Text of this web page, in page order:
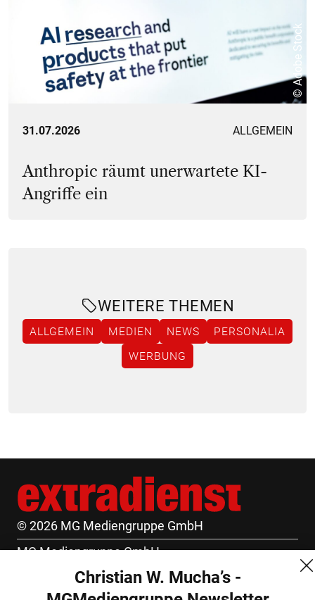
© Adobe Stock
31.07.2026 ALLGEMEIN
Anthropic räumt unerwartete KI-
Angriffe ein
WEITERE THEMEN
ALLGEMEIN MEDIEN NEWS
PERSONALIA
WERBUNG
© 2026 MG Mediengruppe GmbH
MG Mediengruppe GmbH
Burgring 1/7Christian W. Mucha’s -